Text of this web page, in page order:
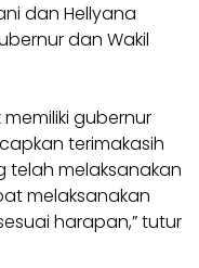
dan Hellyana
dan Wakil
gubernur
terimakasih
telah melaksanakan
melaksanakan
harapan,” tutur